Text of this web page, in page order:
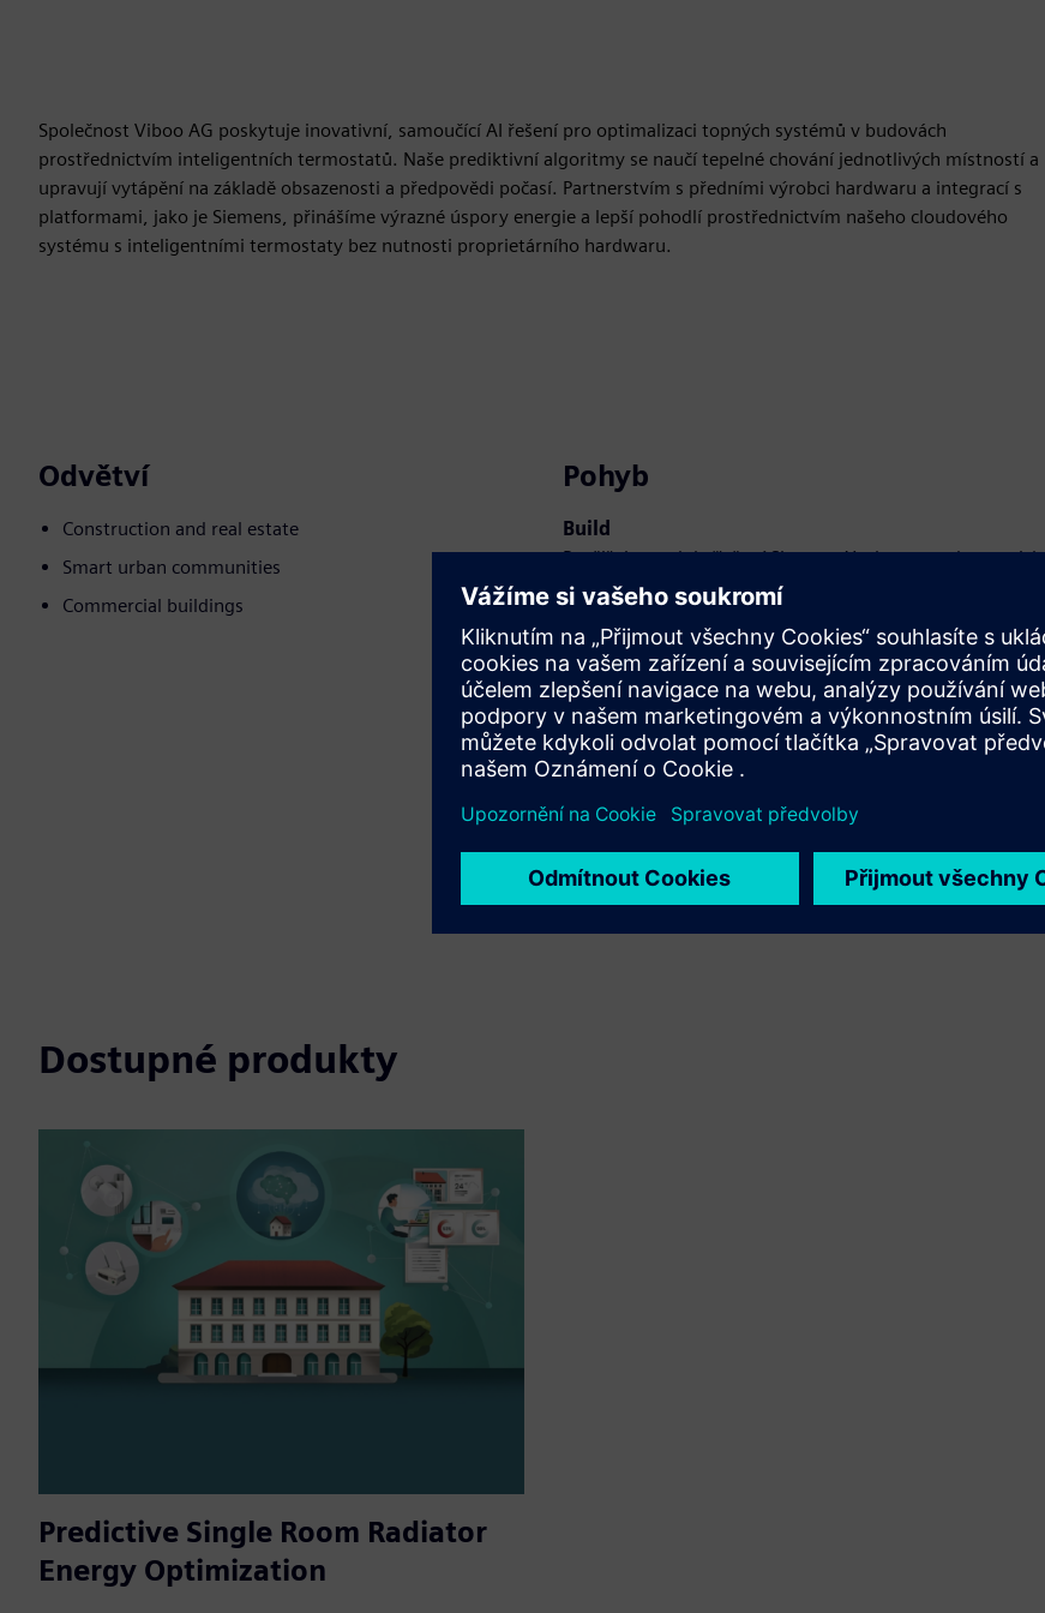
Společnost Viboo AG poskytuje inovativní, samoučící AI řešení pro optimalizaci topných systémů v budovách
prostřednictvím inteligentních termostatů. Naše prediktivní algoritmy se naučí tepelné chování jednotlivých místností a
upravují vytápění na základě obsazenosti a předpovědi počasí. Partnerstvím s předními výrobci hardwaru a integrací s
platformami, jako je Siemens, přinášíme výrazné úspory energie a lepší pohodlí prostřednictvím našeho cloudového
systému s inteligentními termostaty bez nutnosti proprietárního hardwaru.
Odvětví
Construction and real estate
Smart urban communities
Commercial buildings
Pohyb
Build
Rozšiřuje produkt/řešení Siemens Xcelerator nebo na nich
staví vytvořením nového produktu nebo vytváří nové
Xcelerator a vlastního produktu
Sell
Prodej/spoluprodej softwaru a digitálního hardwaru pro
Siemens Xcelerator
Service
které pomáhá zákazníkovi s jejich implementací,
integrací, provozem nebo údržbou
Dostupné produkty
Predictive Single Room Radiator
Energy Optimization